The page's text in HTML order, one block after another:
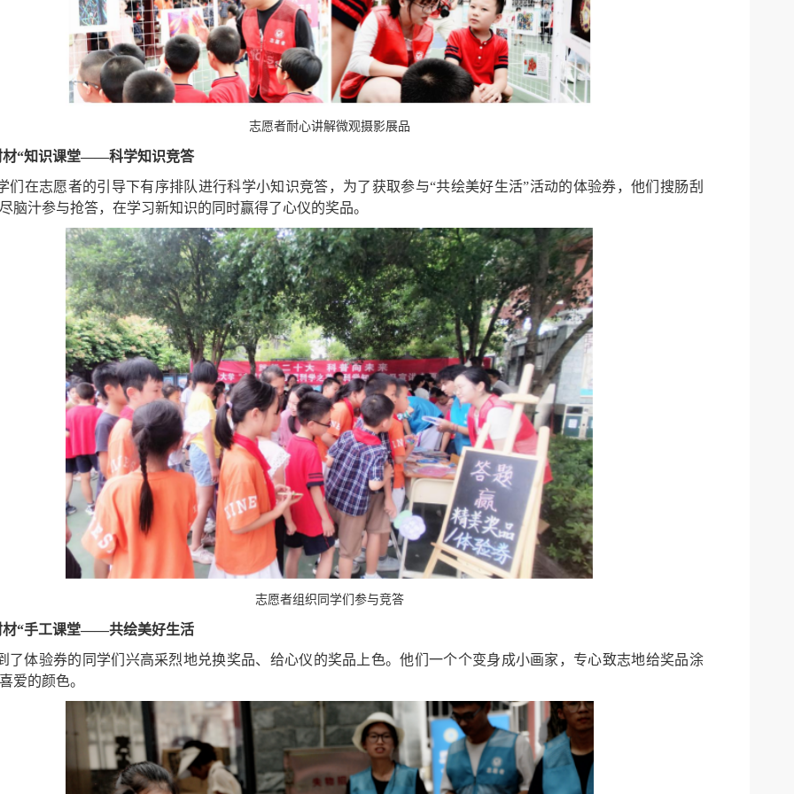
志愿者耐心讲解微观摄影展品
材“知识课堂——科学知识竞答
们在志愿者的引导下有序排队进行科学小知识竞答，为了获取参与“共绘美好生活”活动的体验券，他们搜肠刮
脑汁参与抢答，在学习新知识的同时赢得了心仪的奖品。
志愿者组织同学们参与竞答
材“手工课堂——共绘美好生活
了体验券的同学们兴高采烈地兑换奖品、给心仪的奖品上色。他们一个个变身成小画家，专心致志地给奖品涂
爱的颜色。